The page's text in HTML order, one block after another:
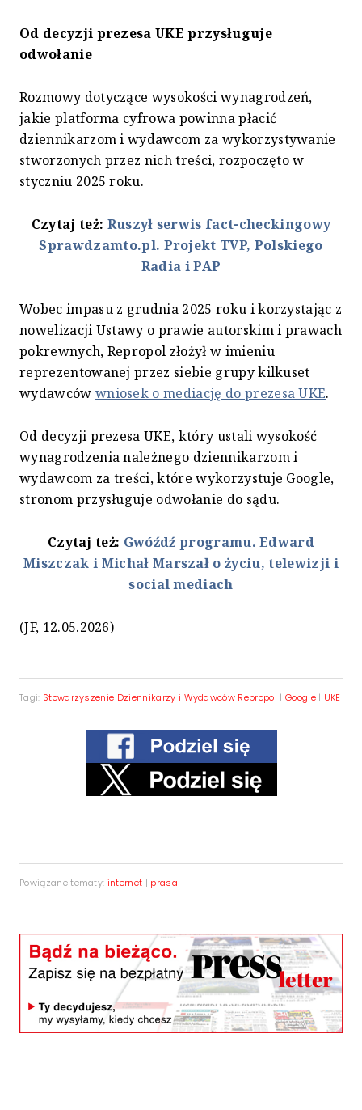
Od decyzji prezesa UKE przysługuje
odwołanie
Rozmowy dotyczące wysokości wynagrodzeń,
jakie platforma cyfrowa powinna płacić
dziennikarzom i wydawcom za wykorzystywanie
stworzonych przez nich treści, rozpoczęto w
styczniu 2025 roku.
Czytaj też: Ruszył serwis fact-checkingowy
Sprawdzamto.pl. Projekt TVP, Polskiego
Radia i PAP
Wobec impasu z grudnia 2025 roku i korzystając z
nowelizacji Ustawy o prawie autorskim i prawach
pokrewnych, Repropol złożył w imieniu
reprezentowanej przez siebie grupy kilkuset
wydawców wniosek o mediację do prezesa UKE.
Od decyzji prezesa UKE, który ustali wysokość
wynagrodzenia należnego dziennikarzom i
wydawcom za treści, które wykorzystuje Google,
stronom przysługuje odwołanie do sądu.
Czytaj też: Gwóźdź programu. Edward
Miszczak i Michał Marszał o życiu, telewizji i
social mediach
(JF, 12.05.2026)
Tagi: Stowarzyszenie Dziennikarzy i Wydawców Repropol | Google| UKE
Powiązane tematy: internet | prasa